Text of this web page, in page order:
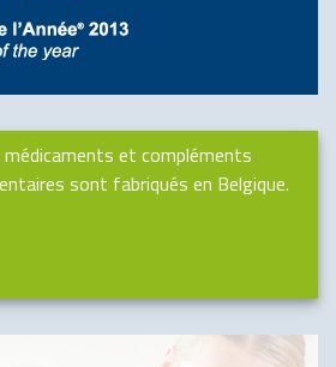
médicaments et compléments
sont fabriqués en Belgique.